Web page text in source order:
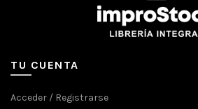
TU CUENTA
Acceder / Registrarse